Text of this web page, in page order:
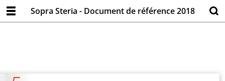
Sopra Steria - Document de référence 2018